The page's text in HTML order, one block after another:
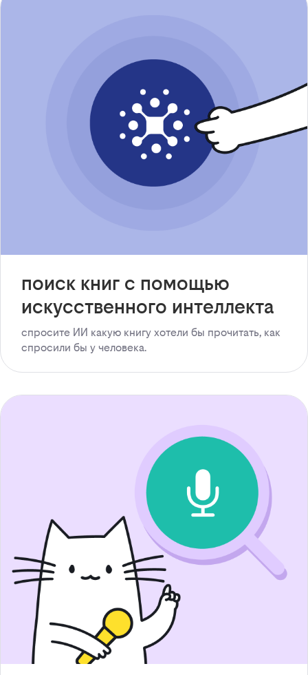
поиск книг с помощью
искусственного интеллекта
спросите ИИ какую книгу хотели бы прочитать, как
спросили бы у человека.